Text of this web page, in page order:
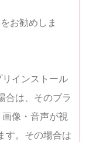
お勧めしま
インストール
合は、そのブラ
像・音声が視
す。その場合は